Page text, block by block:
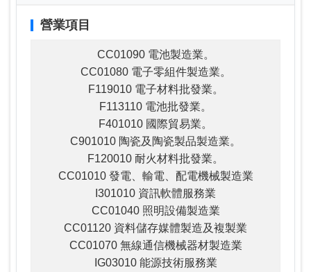
營業項目
CC01090 電池製造業。
CC01080 電子零組件製造業。
F119010 電子材料批發業。
F113110 電池批發業。
F401010 國際貿易業。
C901010 陶瓷及陶瓷製品製造業。
F120010 耐火材料批發業。
CC01010 發電、輸電、配電機械製造業
I301010 資訊軟體服務業
CC01040 照明設備製造業
CC01120 資料儲存媒體製造及複製業
CC01070 無線通信機械器材製造業
IG03010 能源技術服務業